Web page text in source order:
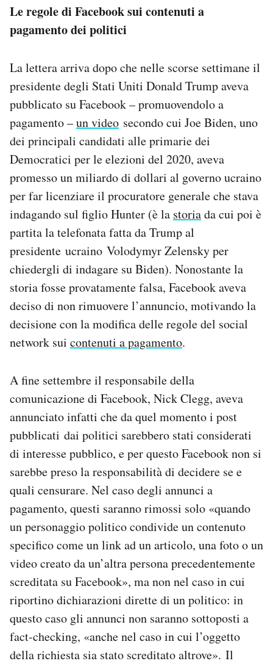
Le regole di Facebook sui contenuti a
pagamento dei politici
La lettera arriva dopo che nelle scorse settimane il
presidente degli Stati Uniti Donald Trump aveva
pubblicato su Facebook – promuovendolo a
pagamento –un video secondo cui Joe Biden, uno
dei principali candidati alle primarie dei
Democratici per le elezioni del 2020, aveva
promesso un miliardo di dollari al governo ucraino
per far licenziare il procuratore generale che stava
indagando sul figlio Hunter (è la storiada cui poi è
partita la telefonata fatta da Trump al
presidente ucraino Volodymyr Zelensky per
chiedergli di indagare su Biden). Nonostante la
storia fosse provatamente falsa, Facebook aveva
deciso di non rimuovere l’annuncio, motivando la
decisione con la modifica delle regole del social
network sui contenuti a pagamento.
A fine settembre il responsabile della
comunicazione di Facebook, Nick Clegg, aveva
annunciato infatti che da quel momento i post
pubblicati dai politici sarebbero stati considerati
di interesse pubblico, e per questo Facebook non si
sarebbe preso la responsabilità di decidere se e
quali censurare. Nel caso degli annunci a
pagamento, questi saranno rimossi solo «quando
un personaggio politico condivide un contenuto
specifico come un link ad un articolo, una foto o un
video creato da un’altra persona precedentemente
screditata su Facebook», ma non nel caso in cui
riportino dichiarazioni dirette di un politico: in
questo caso gli annunci non saranno sottoposti a
fact-checking, «anche nel caso in cui l’oggetto
della richiesta sia stato screditato altrove». Il